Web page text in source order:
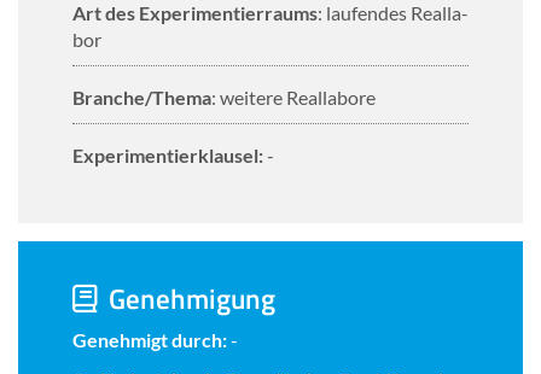
Art des Ex­pe­ri­men­tier­raums: lau­fen­des Re­al­la­
bor
Bran­che/Thema: wei­te­re Re­al­la­bo­re
Ex­pe­ri­men­tier­klau­sel:-
Ge­neh­mi­gung
Ge­neh­migt durch:-